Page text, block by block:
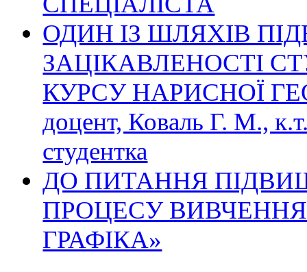
ОДИН ІЗ ШЛЯХІВ
ЗАЦІКАВЛЕНОСТІ
КУРСУ НАРИСНОЇ
доцент, Коваль Г. М.,
студентка
ДО ПИТАННЯ
ПРОЦЕСУ
ГРАФІКА»